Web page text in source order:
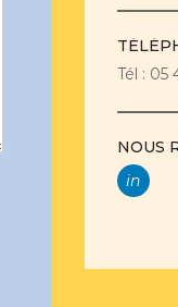
Tél : 05
NOUS
in